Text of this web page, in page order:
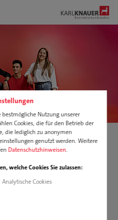
Nutzung unserer
Cookies, die für den Betrieb der
die lediglich zu anonymen
genutzt werden. Weitere
Datenschutzhinweisen.
welche Cookies Sie zulassen:
Analytische Cookies
Studiengang Industrial Management
w/d) Studiengang